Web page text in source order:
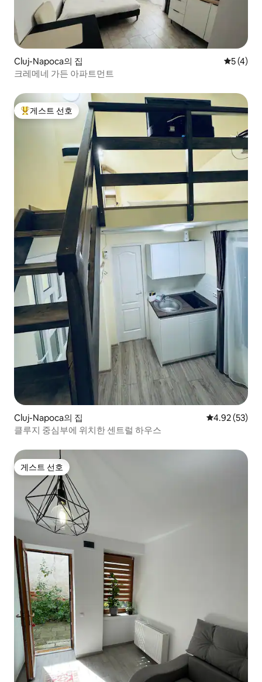
Cluj-Napoca의 집 평점 5점
5 (4)
크레메네 가든 아파트먼트
상위 게스트 선호
게스트 선호
Cluj-Napoca의 집 평점 4.92점(5
4.92 (53)
클루지 중심부에 위치한 센트럴 하우스
게스트 선호
게스트 선호